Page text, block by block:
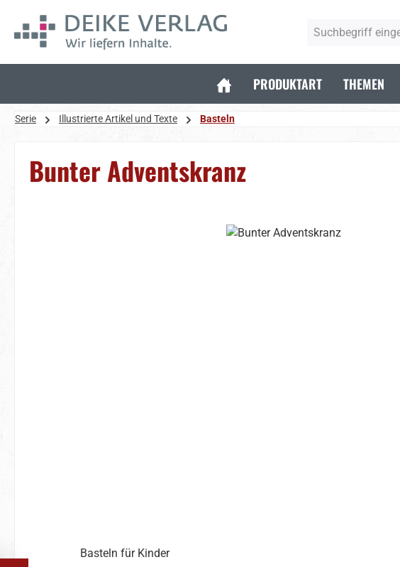
Hauptinhalt springen
Zur Suche springen
Zur Hauptnavigation springen
PRODUKTART THEMEN
Serie Illustrierte Artikel und Texte Basteln
Bunter Adventskranz
Basteln für Kinder